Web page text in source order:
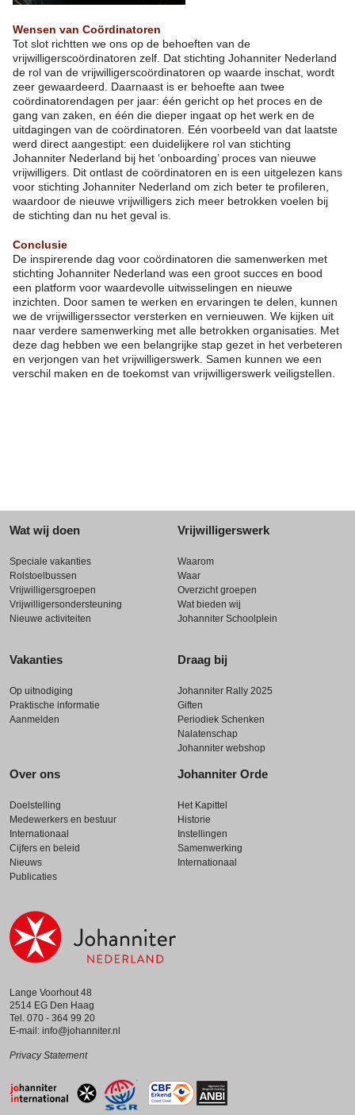
Wensen van Coördinatoren
Tot slot richtten we ons op de behoeften van de
vrijwilligerscoördinatoren zelf. Dat stichting Johanniter Nederland
de rol van de vrijwilligerscoördinatoren op waarde inschat, wordt
zeer gewaardeerd. Daarnaast is er behoefte aan twee
coördinatorendagen per jaar: één gericht op het proces en de
gang van zaken, en één die dieper ingaat op het werk en de
uitdagingen van de coördinatoren. Eén voorbeeld van dat laatste
werd direct aangestipt: een duidelijkere rol van stichting
Johanniter Nederland bij het ‘onboarding’ proces van nieuwe
vrijwilligers. Dit ontlast de coördinatoren en is een uitgelezen kans
voor stichting Johanniter Nederland om zich beter te profileren,
waardoor de nieuwe vrijwilligers zich meer betrokken voelen bij
de stichting dan nu het geval is.
Conclusie
De inspirerende dag voor coördinatoren die samenwerken met
stichting Johanniter Nederland was een groot succes en bood
een platform voor waardevolle uitwisselingen en nieuwe
inzichten. Door samen te werken en ervaringen te delen, kunnen
we de vrijwilligerssector versterken en vernieuwen. We kijken uit
naar verdere samenwerking met alle betrokken organisaties. Met
deze dag hebben we een belangrijke stap gezet in het verbeteren
en verjongen van het vrijwilligerswerk. Samen kunnen we een
verschil maken en de toekomst van vrijwilligerswerk veiligstellen.
Wat wij doen
Speciale vakanties
Rolstoelbussen
Vrijwilligersgroepen
Vrijwilligersondersteuning
Nieuwe activiteiten
Vakanties
Op uitnodiging
Praktische informatie
Aanmelden
Vrijwilligerswerk
Waarom
Waar
Overzicht groepen
Wat bieden wij
Johanniter Schoolplein
Draag bij
Johanniter Rally 2025
Giften
Periodiek Schenken
Nalatenschap
Johanniter webshop
Over ons
Doelstelling
Medewerkers en bestuur
Internationaal
Cijfers en beleid
Nieuws
Publicaties
Johanniter Orde
Het Kapittel
Historie
Instellingen
Samenwerking
Internationaal
Lange Voorhout 48
2514 EG Den Haag
Tel. 070 - 364 99 20
E-mail: info@johanniter.nl
Privacy Statement